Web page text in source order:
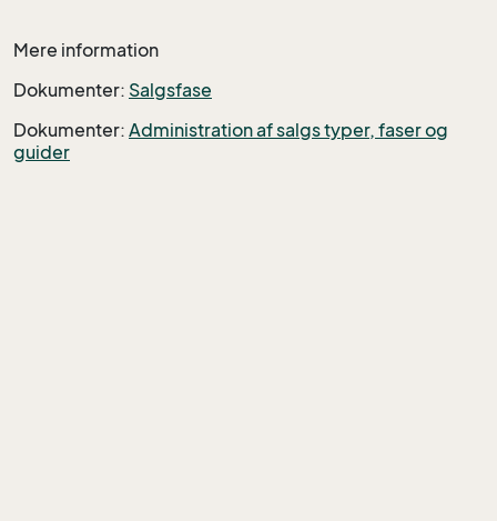
Mere information
Dokumenter: Salgsfase
Dokumenter: Administration af salgs typer, faser og
guider